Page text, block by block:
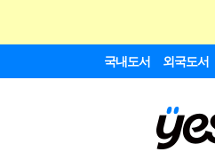
국내도서 외국도서